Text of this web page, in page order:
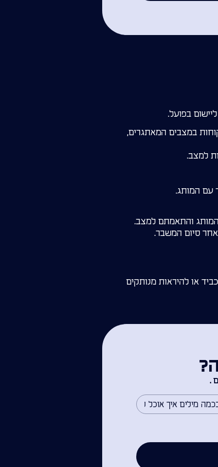
בפועל.
במצבים המאתגרים,
למצב.
עם המותג.
והתאמתם למצב.
סיום המשבר.
או להיראות מנותקים